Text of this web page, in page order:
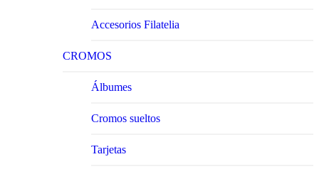
Accesorios Filatelia
CROMOS
Álbumes
Cromos sueltos
Tarjetas